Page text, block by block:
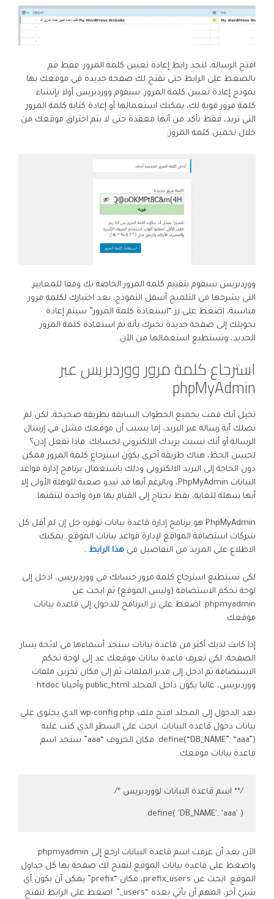
افتح الرسالة، لتجد رابط إعادة تعيين كلمة المرور. فقط قم
بالضغط على الرابط حتى تفتح لك صفحة جديدة في موقعك بها
نموذج إعادة تعيين كلمة المرور. سيقوم ووردبريس أولا بإنشاء
كلمة مرور قوية لك، يمكنك استعمالها أو إعادة كتابة كلمة المرور
التي تريد، فقط تأكد من أنها معقدة حتى لا يتم اختراق موقعك من
خلال تخمين كلمة المرور:
ووردبريس سيقوم بتقييم كلمة المرور الخاصة بك وفقا للمعايير
التي يشرحها في التلميح أسفل النموذج. بعد اختيارك لكلمة مرور
مناسبة، اضغط على زر “استعادة كلمة المرور” سيتم إعادة
تحويلك إلى صفحة جديدة تخبرك بأنه تم استعادة كلمة المرور
الجديد، وتستطيع استعمالها من الآن.
استرجاع كلمة مرور ووردبريس عبر
phpMyAdmin
تخيل أنك قمت بجميع الخطوات السابقة بطريقة صحيحة، لكن لم
تصلك أية رسالة عبر البريد، إما بسبب أن موقعك فشل في إرسال
الرسالة أو أنك نسيت بريدك الالكتروني لحسابك. ماذا تفعل إذن؟
لحسن الحظ، هناك طريقة أخرى يكون استرجاع كلمة المرور ممكن
دون الحاجة إلى البريد الالكتروني وذلك باستعمال برنامج إدارة قواعد
البيانات PhpMyAdmin، وبالرغم أنها قد تبدو صعبة للوهلة الأولى إلا
أنها سهلة للغاية، بقط تحتاج إلى القيام بها مرة واحدة لتتقنها.
PhpMyAdmin هو برنامج إدارة قاعدة بيانات توفره جل إن لم أقل كل
شركات استضافة المواقع لإدارة قواعد بيانات الموقع. يمكنك
الاطلاع على المزيد من التفاصيل في هذا الرابط .
لكي تستطيع استرجاع كلمة مرور حسابك في ووردبريس، ادخل إلى
لوحة تحكم الاستضافة (وليس الموقع) ثم ابحث عن
phpmyadmin. اضغط على زر البرنامج للدخول إلى قاعدة بيانات
موقعك.
إذا كانت لديك أكثر من قاعدة بيانات ستجد أسماءها في لائحة يسار
الصفحة، لكي تعرف قاعدة بيانات موقعك عد إلى لوحة تحكم
الاستضافة ثم ادخل إلى مدير الملفات ثم إلى مكان تخزين ملفات
ووردبريس، غالبا يكون داخل المجلد public_html وأحيانا htdoc.
بعد الدخول إلى المجلد افتح ملف wp-config.php الدي يحتوي على
بيانات دخول قاعدة البيانات. ابحث على السطر الذي كتب عليه
define(“DB_NAME”, “aaa”). مكان الحروف “aaa” ستجد اسم
قاعدة بيانات موقعك.
define( 'DB_NAME', 'aaa' );
الآن بعد أن عرفت اسم قاعدة البيانات ارجع إلى phpmyadmin
واضغط على قاعدة بيانات الموقع لتفتح لك صفحة بها كل جداول
الموقع. ابحث عن prefix_users، مكان “prefix” يمكن أن يكون أي
شيئ آخر، المهم أن يأتي بعده “users_”. اضغط على الرابط لتفتح